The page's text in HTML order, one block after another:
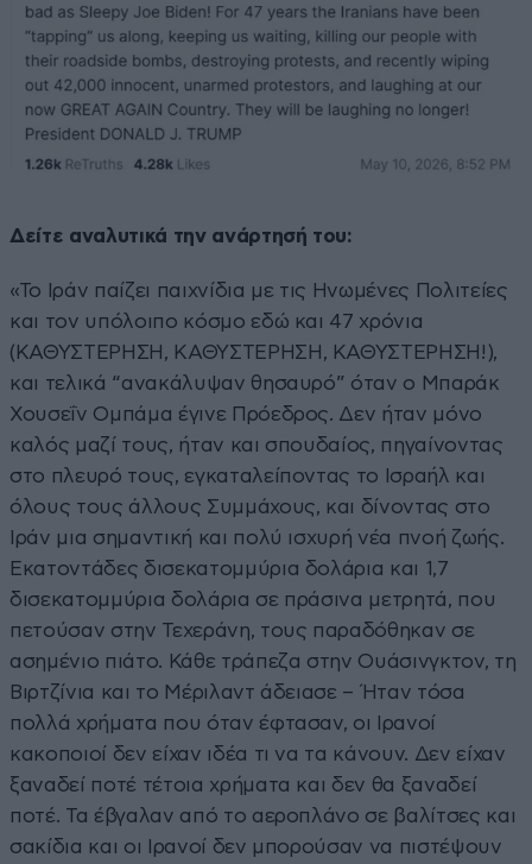
Δείτε αναλυτικά την ανάρτησή του:
«Το Ιράν παίζει παιχνίδια με τις Ηνωμένες Πολιτείες
και τον υπόλοιπο κόσμο εδώ και 47 χρόνια
(ΚΑΘΥΣΤΕΡΗΣΗ, ΚΑΘΥΣΤΕΡΗΣΗ, ΚΑΘΥΣΤΕΡΗΣΗ!),
και τελικά “ανακάλυψαν θησαυρό” όταν ο Μπαράκ
Χουσεΐν Ομπάμα έγινε Πρόεδρος. Δεν ήταν μόνο
καλός μαζί τους, ήταν και σπουδαίος, πηγαίνοντας
στο πλευρό τους, εγκαταλείποντας το Ισραήλ και
όλους τους άλλους Συμμάχους, και δίνοντας στο
Ιράν μια σημαντική και πολύ ισχυρή νέα πνοή ζωής.
Εκατοντάδες δισεκατομμύρια δολάρια και 1,7
δισεκατομμύρια δολάρια σε πράσινα μετρητά, που
πετούσαν στην Τεχεράνη, τους παραδόθηκαν σε
ασημένιο πιάτο. Κάθε τράπεζα στην Ουάσινγκτον, τη
Βιρτζίνια και το Μέριλαντ άδειασε – Ήταν τόσα
πολλά χρήματα που όταν έφτασαν, οι Ιρανοί
κακοποιοί δεν είχαν ιδέα τι να τα κάνουν. Δεν είχαν
ξαναδεί ποτέ τέτοια χρήματα και δεν θα ξαναδεί
ποτέ. Τα έβγαλαν από το αεροπλάνο σε βαλίτσες και
σακίδια και οι Ιρανοί δεν μπορούσαν να πιστέψουν